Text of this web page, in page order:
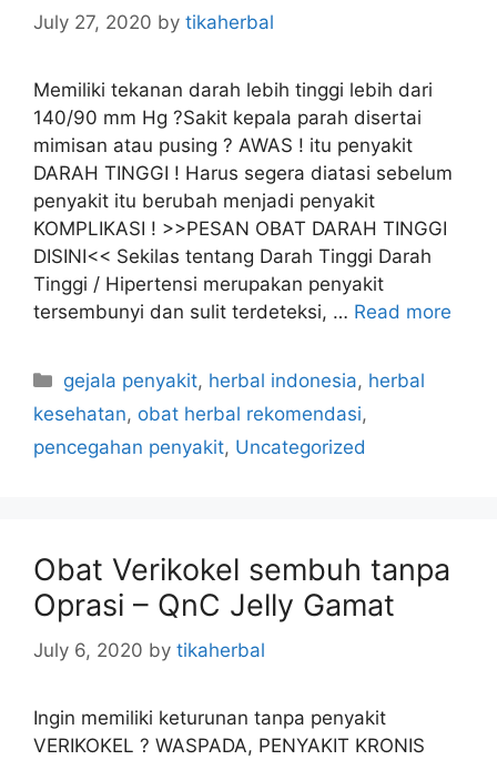
s
July 27, 2020 by tikaherbal
Memiliki tekanan darah lebih tinggi lebih dari
140/90 mm Hg ?Sakit kepala parah disertai
mimisan atau pusing ? AWAS ! itu penyakit
DARAH TINGGI ! Harus segera diatasi sebelum
penyakit itu berubah menjadi penyakit
KOMPLIKASI ! >>PESAN OBAT DARAH TINGGI
DISINI<< Sekilas tentang Darah Tinggi Darah
Tinggi / Hipertensi merupakan penyakit
tersembunyi dan sulit terdeteksi, … Read more
C
a
e
i
e
gejala penyakit, herbal indonesia, herbal
kesehatan, obat herbal rekomendasi,
pencegahan penyakit, Uncategorized
Obat Verikokel sembuh tanpa
Oprasi – QnC Jelly Gamat
July 6, 2020 by tikaherbal
Ingin memiliki keturunan tanpa penyakit
VERIKOKEL ? WASPADA, PENYAKIT KRONIS